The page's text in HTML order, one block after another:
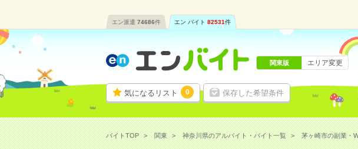
エン派遣 74686件 エン バイト 82531件
気になるリスト 0 保存した希望条件
関東版 エリア変更
バイトTOP 関東 神奈川県のアルバイト・バイト一覧 茅ヶ崎市の副業・